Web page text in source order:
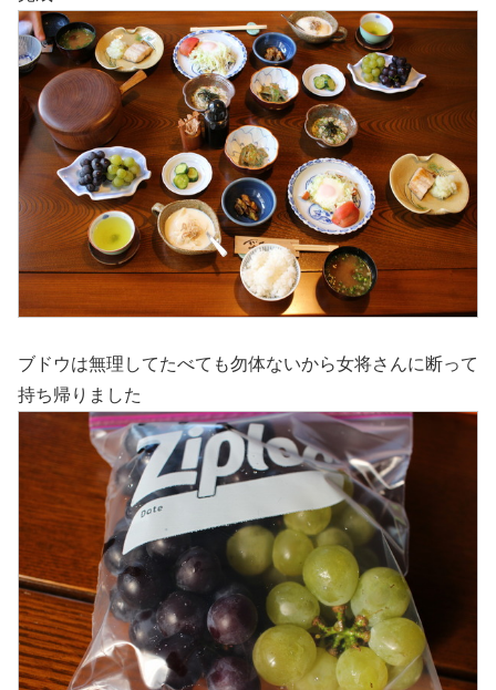
ブドウは無理してたべても勿体ないから女将さんに断って
持ち帰りました